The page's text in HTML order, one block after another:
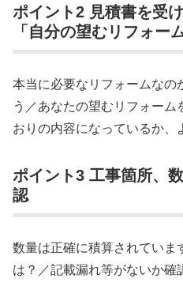
ポイント2 見積書を受
「自分の望むリフォー
本当に必要なリフォームなの
う／あなたの望むリフォー
おりの内容になっているか、
ポイント3 工事箇所、
認
数量は正確に積算されていま
は？／記載漏れ等がないか確